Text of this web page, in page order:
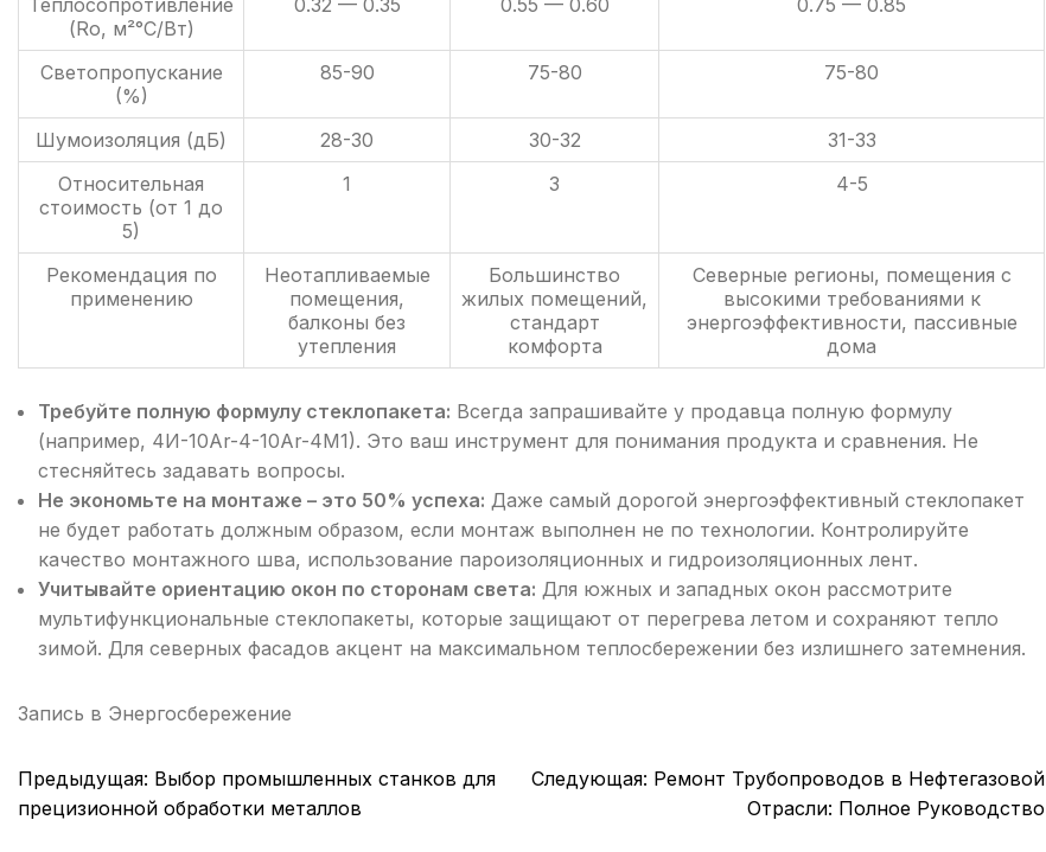
Теплосопротивление
(Ro, м²°С/Вт)
0.32 — 0.35 0.55 — 0.60 0.75 — 0.85
Светопропускание
(%)
85-90 75-80 75-80
Шумоизоляция (дБ) 28-30 30-32
31-33
Относительная
стоимость (от 1 до
5)
1 3 4-5
Рекомендация по
применению
Неотапливаемые
помещения,
балконы без
утепления
Большинство
жилых помещений,
стандарт
комфорта
Северные регионы, помещения с
высокими требованиями к
энергоэффективности, пассивные
дома
Требуйте полную формулу стеклопакета: Всегда запрашивайте у продавца полную формулу
(например, 4И-10Ar-4-10Ar-4М1). Это ваш инструмент для понимания продукта и сравнения. Не
стесняйтесь задавать вопросы.
Не экономьте на монтаже – это 50% успеха: Даже самый дорогой энергоэффективный стеклопакет
не будет работать должным образом, если монтаж выполнен не по технологии. Контролируйте
качество монтажного шва, использование пароизоляционных и гидроизоляционных лент.
Учитывайте ориентацию окон по сторонам света: Для южных и западных окон рассмотрите
мультифункциональные стеклопакеты, которые защищают от перегрева летом и сохраняют тепло
зимой. Для северных фасадов акцент на максимальном теплосбережении без излишнего затемнения.
Запись в Энергосбережение
Навигация
по
Предыдущая: Выбор промышленных станков для
прецизионной обработки металлов
Следующая: Ремонт Трубопроводов в Нефтегазовой
Отрасли: Полное Руководство